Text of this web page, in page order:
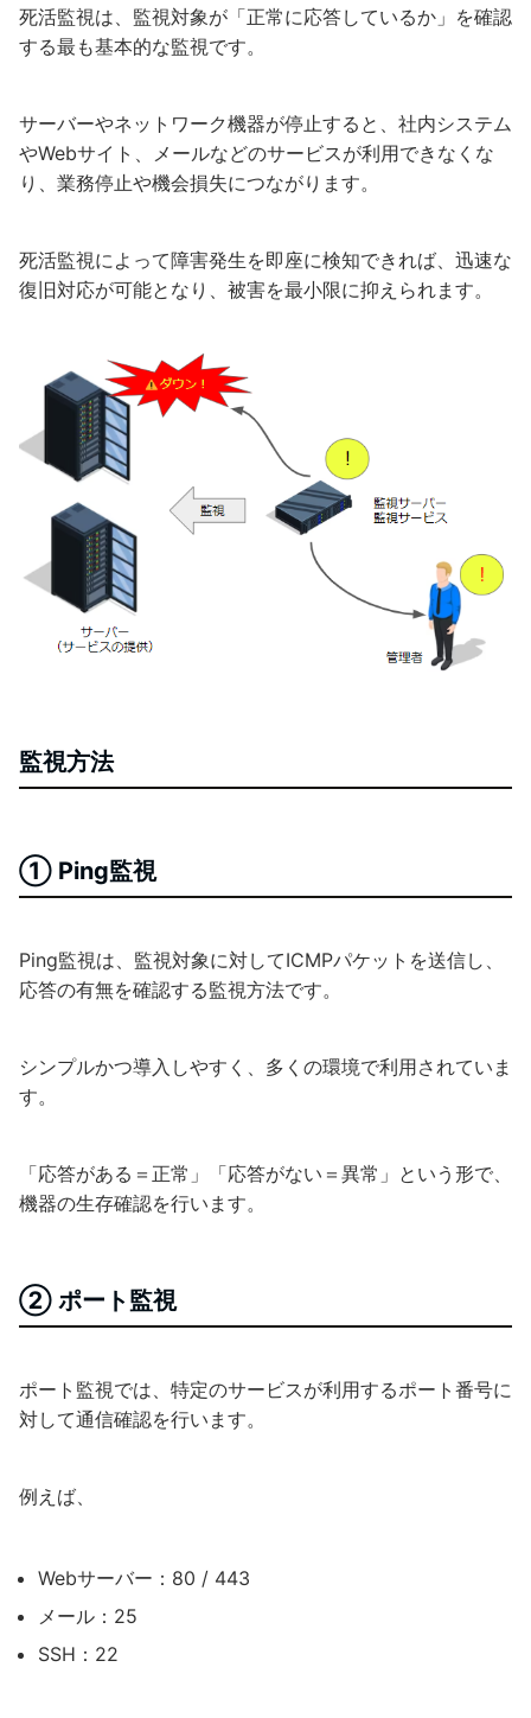
死活監視は、監視対象が「正常に応答しているか」を確認
する最も基本的な監視です。
サーバーやネットワーク機器が停止すると、社内システム
やWebサイト、メールなどのサービスが利用できなくな
り、業務停止や機会損失につながります。
死活監視によって障害発生を即座に検知できれば、迅速な
復旧対応が可能となり、被害を最小限に抑えられます。
監視方法
① Ping監視
Ping監視は、監視対象に対してICMPパケットを送信し、
応答の有無を確認する監視方法です。
シンプルかつ導入しやすく、多くの環境で利用されていま
す。
「応答がある＝正常」「応答がない＝異常」という形で、
機器の生存確認を行います。
② ポート監視
ポート監視では、特定のサービスが利用するポート番号に
対して通信確認を行います。
例えば、
Webサーバー：80 / 443
メール：25
SSH：22